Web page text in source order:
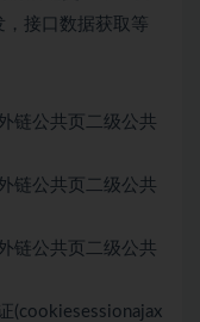
接口数据获取等
链公共页二级公共
链公共页二级公共
链公共页二级公共
(cookiesessionajax